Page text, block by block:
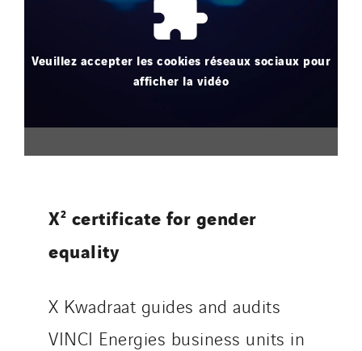
Veuillez accepter les cookies réseaux sociaux pour
afficher la vidéo
X² certificate for gender
equality
X Kwadraat guides and audits
VINCI Energies business units in
Tunzini Antilles
Tunzini Grand Ouest
Tunzini Maintenance Nucléaire
TUNZINI Nucléaire
Tunzini Toulouse
Tunzini Troyes
Uxello
Valentin
Valette
SITES PAYS